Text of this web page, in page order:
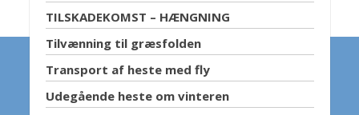
TILSKADEKOMST – HÆNGNING
Tilvænning til græsfolden
Transport af heste med fly
Udegående heste om vinteren